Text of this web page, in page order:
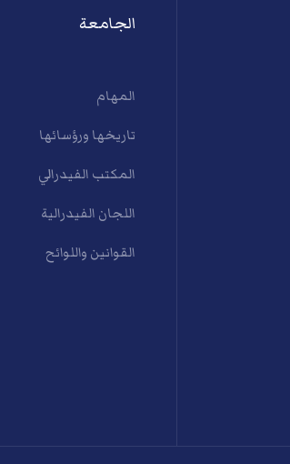
الجامعة
المهام
تاريخها ورؤسائها
المكتب الفيدرالي
اللجان الفيدرالية
القوانين واللوائح